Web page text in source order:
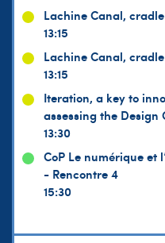
Lachine Canal,
13:15
Lachine Canal,
13:15
Iteration, a key to
assessing the Design
13:30
CoP Le numérique et
- Rencontre 4
15:30